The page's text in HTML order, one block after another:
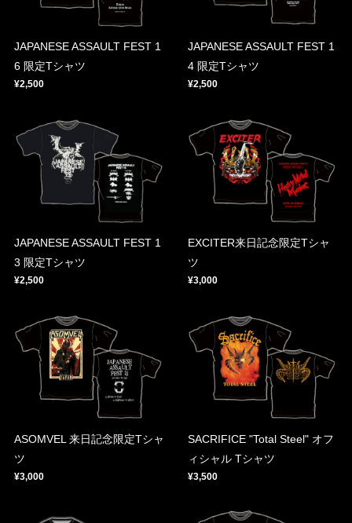
JAPANESE ASSAULT FEST 1
6 限定Tシャツ
¥2,500
JAPANESE ASSAULT FEST 1
4 限定Tシャツ
¥2,500
JAPANESE ASSAULT FEST 1
3 限定Tシャツ
¥2,500
EXCITER来日記念限定Tシャ
ツ
¥3,000
ASOMVEL 来日記念限定Tシャ
ツ
¥3,000
SACRIFICE "Total Steel" オフ
ィシャル Tシャツ
¥3,500